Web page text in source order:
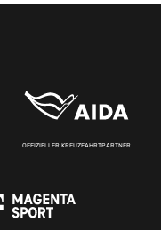
OFFIZIELLER KREUZFAHRTPARTNER